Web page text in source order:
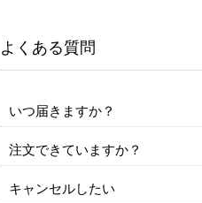
よくある質問
いつ届きますか？
注文できていますか？
キャンセルしたい